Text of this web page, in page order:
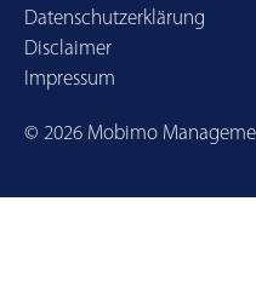
Datenschutzerklärung
Disclaimer
Impressum
© 2026 Mobimo